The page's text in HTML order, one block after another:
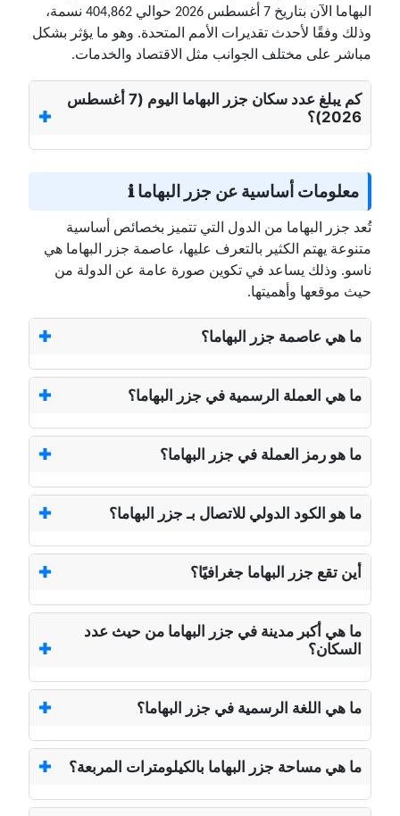
البهاما الآن بتاريخ 7 أغسطس 2026 حوالي 404,862 نسمة،
وذلك وفقًا لأحدث تقديرات الأمم المتحدة. وهو ما يؤثر بشكل
مباشر على مختلف الجوانب مثل الاقتصاد والخدمات.
كم يبلغ عدد سكان جزر البهاما اليوم (7 أغسطس
2026)؟
معلومات أساسية عن جزر البهاما ℹ️
تُعد جزر البهاما من الدول التي تتميز بخصائص أساسية
متنوعة يهتم الكثير بالتعرف عليها، عاصمة جزر البهاما هي
ناسو. وذلك يساعد في تكوين صورة عامة عن الدولة من
حيث موقعها وأهميتها.
ما هي عاصمة جزر البهاما؟
ما هي العملة الرسمية في جزر البهاما؟
ما هو رمز العملة في جزر البهاما؟
ما هو الكود الدولي للاتصال بـ جزر البهاما؟
أين تقع جزر البهاما جغرافيًا؟
ما هي أكبر مدينة في جزر البهاما من حيث عدد
السكان؟
ما هي اللغة الرسمية في جزر البهاما؟
ما هي مساحة جزر البهاما بالكيلومترات المربعة؟